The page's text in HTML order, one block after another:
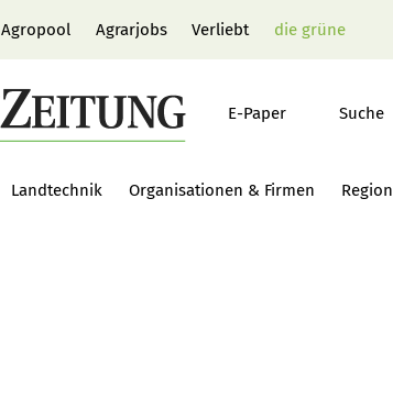
Agropool Agrarjobs Verliebt die grüne
E-Paper Suche
Landtechnik Organisationen & Firmen Region